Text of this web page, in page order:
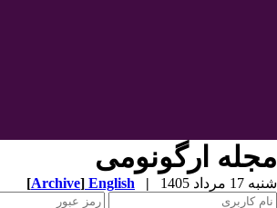
مجله ارگونومی
شنبه 17 مرداد 1405 |
English
[Archive]